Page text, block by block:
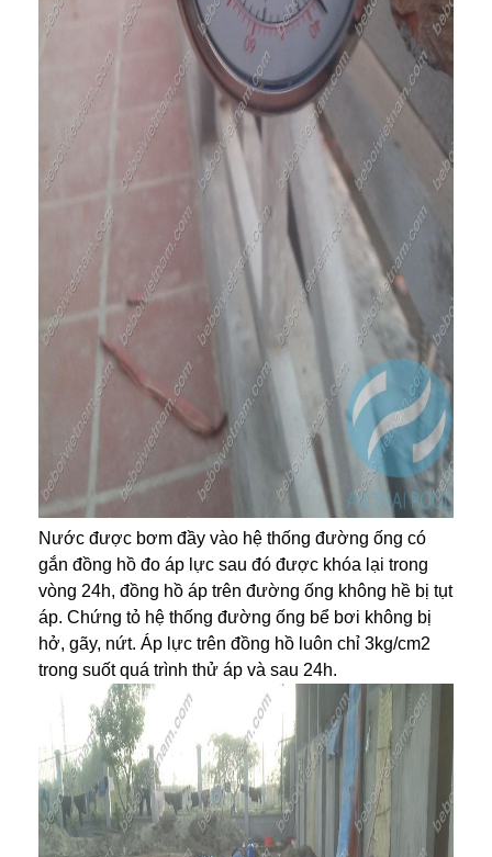
Nước được bơm đầy vào hệ thống đường ống có
gắn đồng hồ đo áp lực sau đó được khóa lại trong
vòng 24h, đồng hồ áp trên đường ống không hề bị tụt
áp. Chứng tỏ hệ thống đường ống bể bơi không bị
hở, gãy, nứt. Áp lực trên đồng hồ luôn chỉ 3kg/cm2
trong suốt quá trình thử áp và sau 24h.